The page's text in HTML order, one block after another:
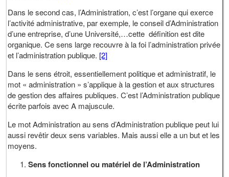
Dans le second cas, l’Administration, c’est l’organe qui exerce
l’activité administrative, par exemple, le conseil d’Administration
d’une entreprise, d’une Université,…cette définition est dite
organique. Ce sens large recouvre à la foi l’administration privée
et l’administration publique. [2]
Dans le sens étroit, essentiellement politique et administratif, le
mot « administration » s’applique à la gestion et aux structures
de gestion des affaires publiques. C’est l’Administration publique
écrite parfois avec A majuscule.
Le mot Administration au sens d’Administration publique peut lui
aussi revêtir deux sens variables. Mais aussi elle a un but et les
moyens.
Sens fonctionnel ou matériel de l’Administration